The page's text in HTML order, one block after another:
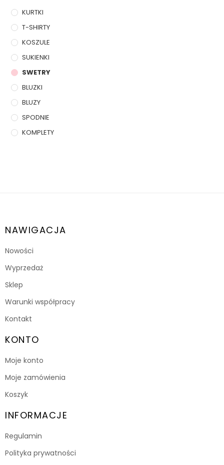
KURTKI
T-SHIRTY
KOSZULE
SUKIENKI
SWETRY
BLUZKI
BLUZY
SPODNIE
KOMPLETY
NAWIGACJA
Nowości
Wyprzedaż
Sklep
Warunki współpracy
Kontakt
KONTO
Moje konto
Moje zamówienia
Koszyk
INFORMACJE
Regulamin
Polityka prywatności